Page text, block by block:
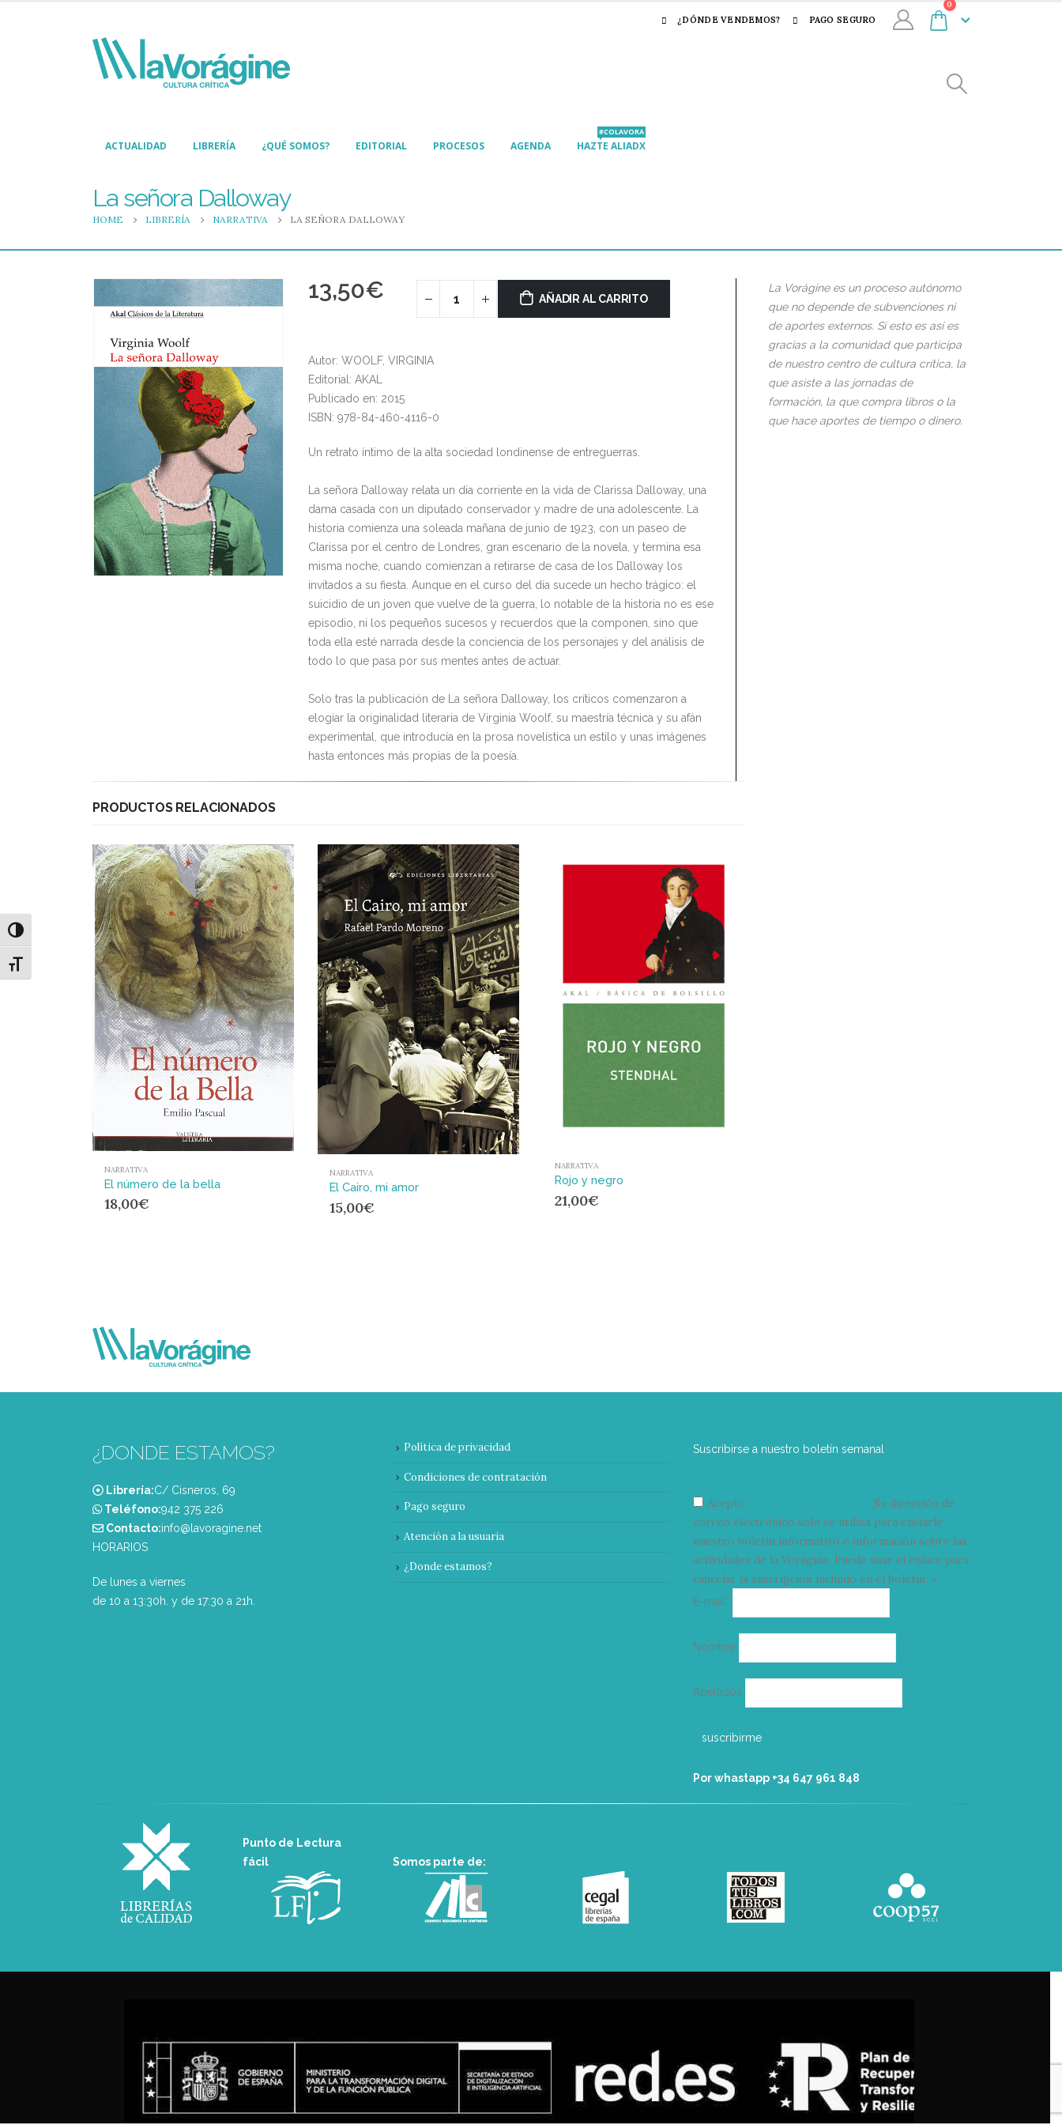
Alternar alto contraste
Alternar tamaño de letra
¿DÓNDE VENDEMOS? PAGO SEGURO
0
ACTUALIDAD LIBRERÍA ¿QUÉ SOMOS? EDITORIAL PROCESOS AGENDA HAZTE ALIADX
#COLAVORA
La señora Dalloway
HOME LIBRERÍA NARRATIVA LA SEÑORA DALLOWAY
13,50€ AÑADIR AL CARRITO
Autor: WOOLF, VIRGINIA
Editorial: AKAL
Publicado en: 2015
ISBN: 978-84-460-4116-0
Un retrato íntimo de la alta sociedad londinense de entreguerras.
La señora Dalloway relata un día corriente en la vida de Clarissa Dalloway, una
dama casada con un diputado conservador y madre de una adolescente. La
historia comienza una soleada mañana de junio de 1923, con un paseo de
Clarissa por el centro de Londres, gran escenario de la novela, y termina esa
misma noche, cuando comienzan a retirarse de casa de los Dalloway los
invitados a su fiesta. Aunque en el curso del día sucede un hecho trágico: el
suicidio de un joven que vuelve de la guerra, lo notable de la historia no es ese
episodio, ni los pequeños sucesos y recuerdos que la componen, sino que
toda ella esté narrada desde la conciencia de los personajes y del análisis de
todo lo que pasa por sus mentes antes de actuar.
Solo tras la publicación de La señora Dalloway, los críticos comenzaron a
elogiar la originalidad literaria de Virginia Woolf, su maestría técnica y su afán
experimental, que introducía en la prosa novelística un estilo y unas imágenes
hasta entonces más propias de la poesía.
PRODUCTOS RELACIONADOS
NARRATIVA
El número de la bella
18,00€
NARRATIVA
El Cairo, mi amor
15,00€
NARRATIVA
Rojo y negro
21,00€
La Vorágine es un proceso autónomo
que no depende de subvenciones ni
de aportes externos. Si esto es así es
gracias a la comunidad que participa
de nuestro centro de cultura crítica, la
que asiste a las jornadas de
formación, la que compra libros o la
que hace aportes de tiempo o dinero.
¿DONDE ESTAMOS?
Librería:C/ Cisneros, 69
Teléfono:‭942 375 226‬
Contacto:info@lavoragine.net
HORARIOS
De lunes a viernes
de 10 a 13:30h. y de 17:30 a 21h.
Política de privacidad
Condiciones de contratación
Pago seguro
Atención a la usuaria
¿Donde estamos?
Suscribirse a nuestro boletín semanal
Acepto
Su dirección de
correo electrónico solo se utiliza para enviarle
nuestro boletín informativo e información sobre las
actividades de la Vorágine. Puede usar el enlace para
cancelar la suscripción incluido en el boletín. >
E-mail*
electrónico
Nombre
Apellidos
Por whastapp +34 ‭647 961 848‬
Punto de Lectura
fácil
Somos parte de: